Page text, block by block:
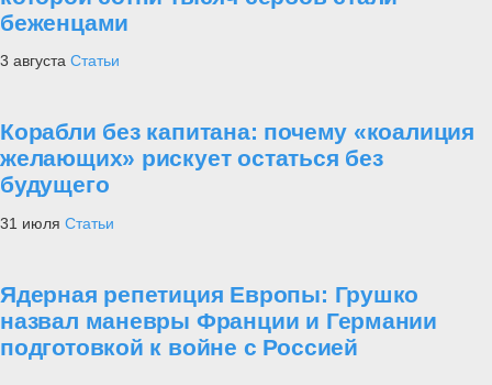
беженцами
3 августа Статьи
Корабли без капитана: почему «коалиция
желающих» рискует остаться без
будущего
31 июля Статьи
Ядерная репетиция Европы: Грушко
назвал маневры Франции и Германии
подготовкой к войне с Россией